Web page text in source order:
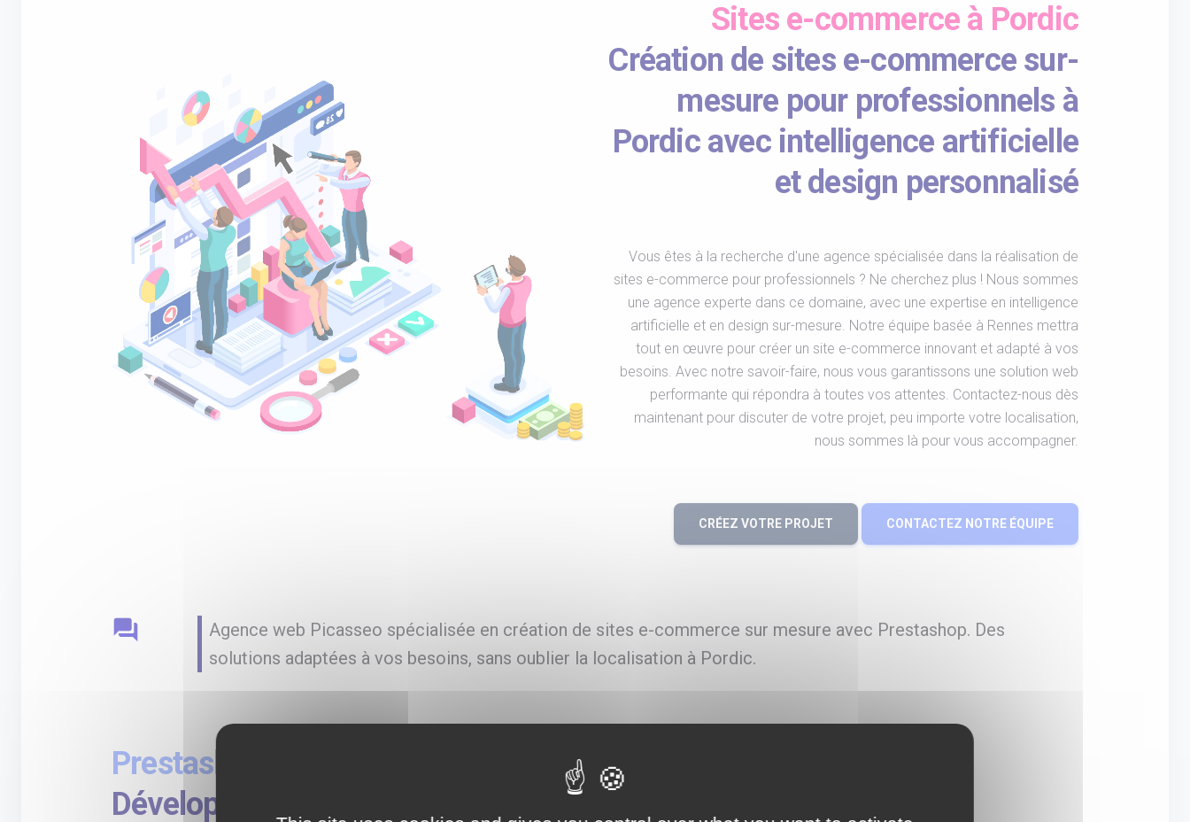
Sites e-commerce à Pordic
Création de sites e-commerce sur-
mesure pour professionnels à
Pordic avec intelligence artificielle
et design personnalisé
Vous êtes à la recherche d'une agence spécialisée dans la réalisation de
sites e-commerce pour professionnels ? Ne cherchez plus ! Nous sommes
une agence experte dans ce domaine, avec une expertise en intelligence
artificielle et en design sur-mesure. Notre équipe basée à Rennes mettra
tout en œuvre pour créer un site e-commerce innovant et adapté à vos
besoins. Avec notre savoir-faire, nous vous garantissons une solution web
performante qui répondra à toutes vos attentes. Contactez-nous dès
maintenant pour discuter de votre projet, peu importe votre localisation,
nous sommes là pour vous accompagner.
CRÉEZ VOTRE PROJET CONTACTEZ NOTRE ÉQUIPE
question_answer
Agence web Picasseo spécialisée en création de sites e-commerce sur mesure avec Prestashop. Des
solutions adaptées à vos besoins, sans oublier la localisation à Pordic.
Prestashop sur-mesure à Pordic
Développement de site PrestaShop